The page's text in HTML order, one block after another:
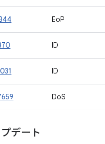
EoP
ID
ID
DoS
デート